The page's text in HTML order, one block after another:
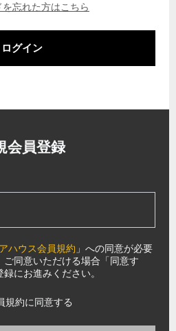
忘れた方はこちら
ログイン
会員登録
ハウス会員規約 」への同意が必要
同意いただける場合「同意す
にお進みください。
規約に同意する